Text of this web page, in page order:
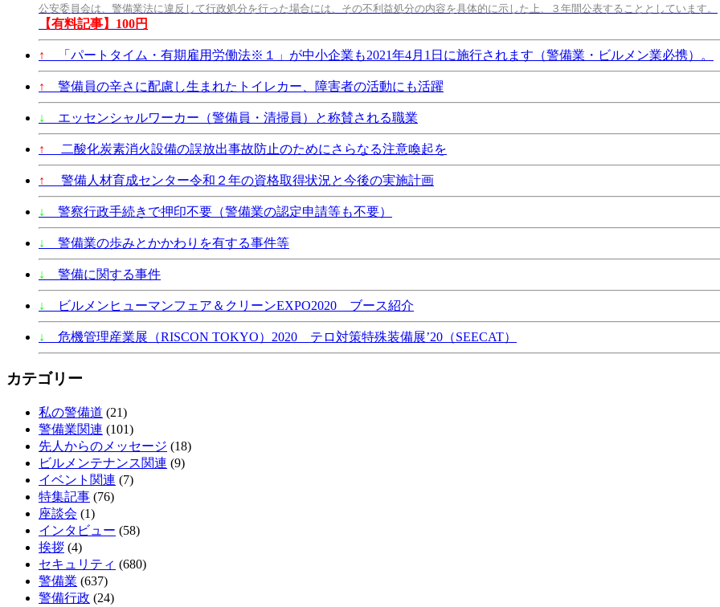
公安委員会は、警備業法に違反して行政処分を行った場合には、その不利益処分の内容を具体的に示した上、３年間公表することとしています。
【有料記事】100円
↑ 「パートタイム・有期雇用労働法※１」が中小企業も2021年4月1日に施行されます（警備業・ビルメン業必携）。
↑ 警備員の辛さに配慮し生まれたトイレカー、障害者の活動にも活躍
↓ エッセンシャルワーカー（警備員・清掃員）と称賛される職業
↑ 二酸化炭素消火設備の誤放出事故防止のためにさらなる注意喚起を
↑ 警備人材育成センター令和２年の資格取得状況と今後の実施計画
↓ 警察行政手続きで押印不要（警備業の認定申請等も不要）
↓ 警備業の歩みとかかわりを有する事件等
↓ 警備に関する事件
↓ ビルメンヒューマンフェア＆クリーンEXPO2020 ブース紹介
↓ 危機管理産業展（RISCON TOKYO）2020 テロ対策特殊装備展’20（SEECAT）
カテゴリー
私の警備道 (21)
警備業関連 (101)
先人からのメッセージ (18)
ビルメンテナンス関連 (9)
イベント関連 (7)
特集記事 (76)
座談会 (1)
インタビュー (58)
挨拶 (4)
セキュリティ (680)
警備業 (637)
警備行政 (24)